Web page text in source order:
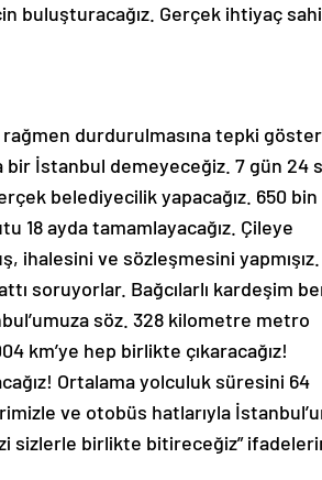
buluşturacağız. Gerçek ihtiyaç
rağmen durdurulmasına tepki
bir İstanbul demeyeceğiz. 7 gün 24
belediyecilik yapacağız. 650 bin
18 ayda tamamlayacağız. Çileye
ihalesini ve sözleşmesini yapmışız.
soruyorlar. Bağcılarlı kardeşim
söz. 328 kilometre metro
km’ye hep birlikte çıkaracağız!
Ortalama yolculuk süresini 64
ve otobüs hatlarıyla
sizlerle birlikte bitireceğiz”